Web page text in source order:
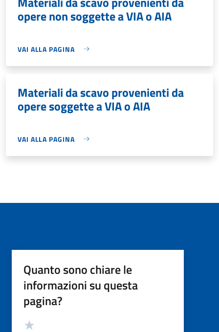
opere non soggette a VIA o AIA
VAI ALLA PAGINA
Materiali da scavo provenienti da
opere soggette a VIA o AIA
VAI ALLA PAGINA
Quanto sono chiare le
informazioni su questa
pagina?
Valutazione